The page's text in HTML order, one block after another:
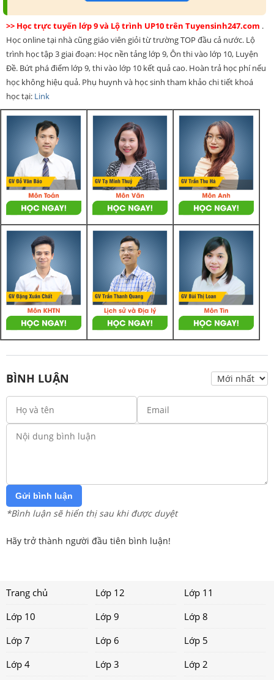
>> Học trực tuyến lớp 9 và Lộ trình UP10 trên Tuyensinh247.com .
Học online tại nhà cũng giáo viên giỏi từ trường TOP đầu cả nước. Lộ
trình học tập 3 giai đoạn: Học nền tảng lớp 9, Ôn thi vào lớp 10, Luyện
Đề. Bứt phá điểm lớp 9, thi vào lớp 10 kết quả cao. Hoàn trả học phí nếu
học không hiệu quả. Phụ huynh và học sinh tham khảo chi tiết khoá
học tại: Link
BÌNH LUẬN
Gửi bình luận
*Bình luận sẽ hiển thị sau khi được duyệt
Hãy trở thành người đầu tiên bình luận!
Trang chủ Lớp 12
Lớp 11
Lớp 10
Lớp 9
Lớp 8
Lớp 7
Lớp 6
Lớp 5
Lớp 4
Lớp 3 Lớp 2